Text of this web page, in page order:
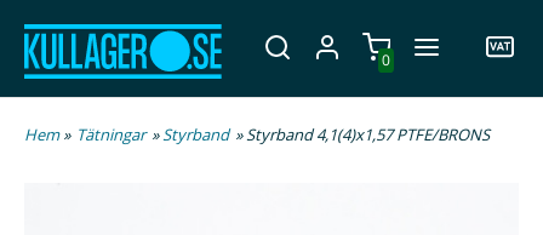
0
Hem» Tätningar »Styrband » Styrband 4,1(4)x1,57 PTFE/BRONS